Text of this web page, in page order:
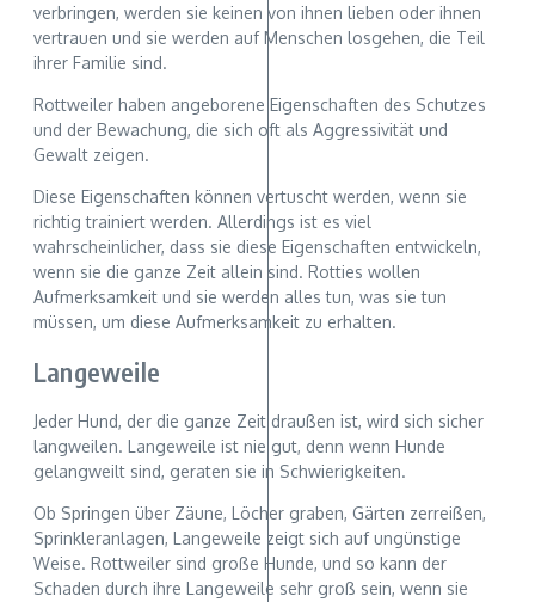
verbringen, werden sie keinen von ihnen lieben oder ihnen
vertrauen und sie werden auf Menschen losgehen, die Teil
ihrer Familie sind.
Rottweiler haben angeborene Eigenschaften des Schutzes
und der Bewachung, die sich oft als Aggressivität und
Gewalt zeigen.
Diese Eigenschaften können vertuscht werden, wenn sie
richtig trainiert werden. Allerdings ist es viel
wahrscheinlicher, dass sie diese Eigenschaften entwickeln,
wenn sie die ganze Zeit allein sind. Rotties wollen
Aufmerksamkeit und sie werden alles tun, was sie tun
müssen, um diese Aufmerksamkeit zu erhalten.
Langeweile
Jeder Hund, der die ganze Zeit draußen ist, wird sich sicher
langweilen. Langeweile ist nie gut, denn wenn Hunde
gelangweilt sind, geraten sie in Schwierigkeiten.
Ob Springen über Zäune, Löcher graben, Gärten zerreißen,
Sprinkleranlagen, Langeweile zeigt sich auf ungünstige
Weise. Rottweiler sind große Hunde, und so kann der
Schaden durch ihre Langeweile sehr groß sein, wenn sie